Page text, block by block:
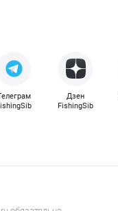
Дзен
FishingSib